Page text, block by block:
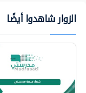
الزوار شاهدوا أيضًا